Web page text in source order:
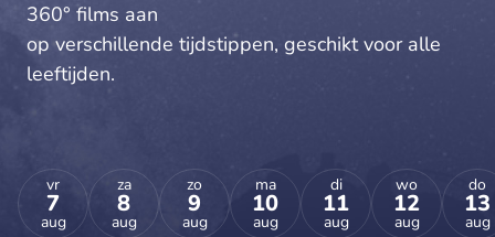
360° films aan
op verschillende tijdstippen, geschikt voor alle
leeftijden.
vr
7
aug
za
8
aug
zo
9
aug
ma
10
aug
di
11
aug
wo
12
aug
do
13
aug